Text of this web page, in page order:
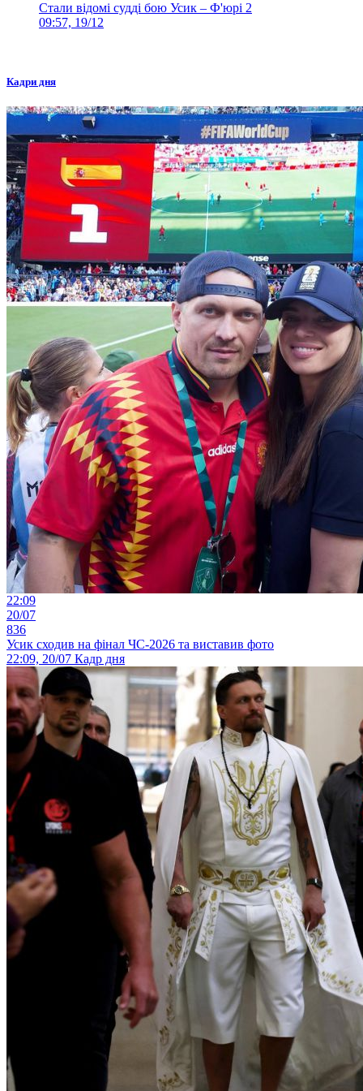
Стали відомі судді бою Усик – Ф'юрі 2
09:57, 19/12
Кадри дня
22:09
20/07
836
Усик сходив на фінал ЧС-2026 та виставив фото
22:09, 20/07 Кадр дня